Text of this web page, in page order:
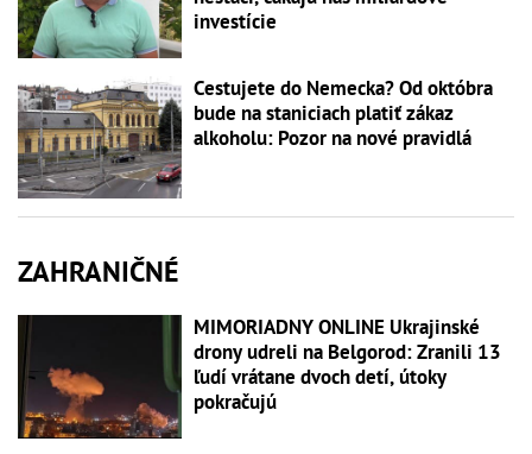
investície
Cestujete do Nemecka? Od októbra
bude na staniciach platiť zákaz
alkoholu: Pozor na nové pravidlá
ZAHRANIČNÉ
MIMORIADNY ONLINE Ukrajinské
drony udreli na Belgorod: Zranili 13
ľudí vrátane dvoch detí, útoky
pokračujú